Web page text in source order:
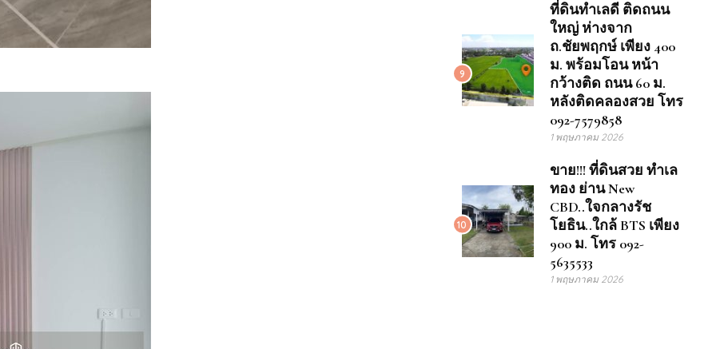
9
ที่ดินทำเลดี ติดถนน
ใหญ่ ห่างจาก
ถ.ชัยพฤกษ์ เพียง 400
ม. พร้อมโอน หน้า
กว้างติด ถนน 60 ม.
หลังติดคลองสวย โทร
092-7579858
1 พฤษภาคม 2026
10
ขาย!!! ที่ดินสวย ทำเล
ทอง ย่าน New
CBD..ใจกลางรัช
โยธิน..ใกล้ BTS เพียง
900 ม. โทร 092-
5635533
1 พฤษภาคม 2026